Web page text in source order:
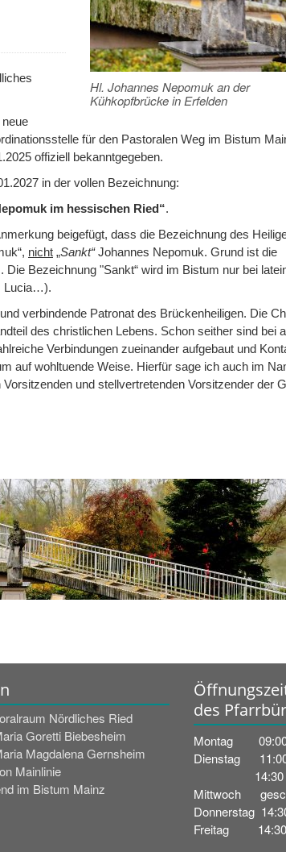
Hl. Johannes Nepomuk an der
Kühkopfbrücke in Erfelden
für den Pastoralen Weg im Bistum
offiziell bekanntgegeben.
in der vollen Bezeichnung:
im hessischen Ried“.
beigefügt, dass die Bezeichnung des
nicht „Sankt“Johannes Nepomuk. Grund ist die
Bezeichnung "Sankt“ wird im Bistum nur bei
Lucia…).
verbindende Patronat des Brückenheiligen. Die
des christlichen Lebens. Schon seither sind bei
Verbindungen zueinander aufgebaut und
auf wohltuende Weise. Hierfür sage ich auch im
und stellvertretenden Vorsitzender der
Nördliches Ried
Goretti Biebesheim
Magdalena Gernsheim
Mainlinie
im Bistum Mainz
des
Montag 09:00
Dienstag
14:30 -
Mittwoch
Donnerstag
Freitag 14:30